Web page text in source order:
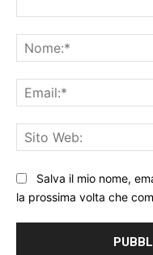
Salva il mio nome,
la prossima volta che